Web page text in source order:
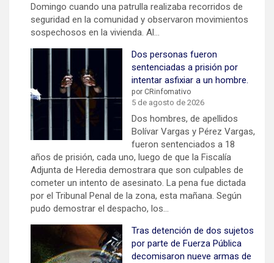
Domingo cuando una patrulla realizaba recorridos de
seguridad en la comunidad y observaron movimientos
sospechosos en la vivienda. Al…
Dos personas fueron
sentenciadas a prisión por
intentar asfixiar a un hombre.
por CRinfomativo
5 de agosto de 2026
Dos hombres, de apellidos
Bolívar Vargas y Pérez Vargas,
fueron sentenciados a 18
años de prisión, cada uno, luego de que la Fiscalía
Adjunta de Heredia demostrara que son culpables de
cometer un intento de asesinato. La pena fue dictada
por el Tribunal Penal de la zona, esta mañana. Según
pudo demostrar el despacho, los…
Tras detención de dos sujetos
por parte de Fuerza Pública
decomisaron nueve armas de